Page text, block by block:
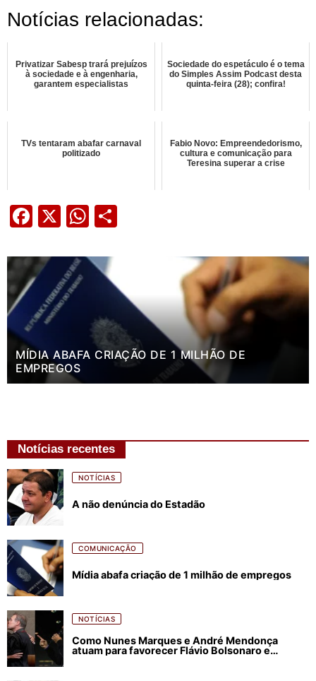
Notícias relacionadas:
Privatizar Sabesp trará prejuízos
à sociedade e à engenharia,
garantem especialistas
Sociedade do espetáculo é o tema
do Simples Assim Podcast desta
quinta-feira (28); confira!
TVs tentaram abafar carnaval
politizado
Fabio Novo: Empreendedorismo,
cultura e comunicação para
Teresina superar a crise
Facebook
X WhatsApp
MÍDIA ABAFA CRIAÇÃO DE 1 MILHÃO DE
EMPREGOS
Notícias recentes
NOTÍCIAS
A não denúncia do Estadão
COMUNICAÇÃO
Mídia abafa criação de 1 milhão de empregos
NOTÍCIAS
Como Nunes Marques e André Mendonça
atuam para favorecer Flávio Bolsonaro e